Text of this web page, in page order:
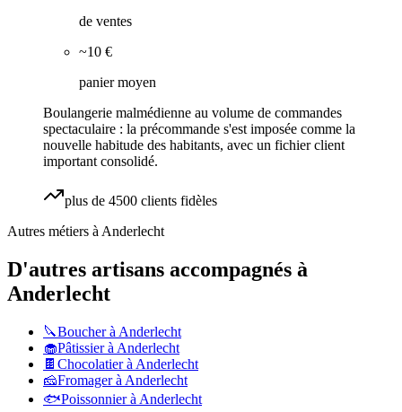
de ventes
~10 €
panier moyen
Boulangerie malmédienne au volume de commandes
spectaculaire : la précommande s'est imposée comme la
nouvelle habitude des habitants, avec un fichier client
important consolidé.
plus de 4500 clients fidèles
Autres métiers à Anderlecht
D'autres artisans accompagnés à
Anderlecht
🔪Boucherà Anderlecht
🧁Pâtissierà Anderlecht
🍫 Chocolatierà Anderlecht
🧀Fromagerà Anderlecht
🐟Poissonnierà Anderlecht